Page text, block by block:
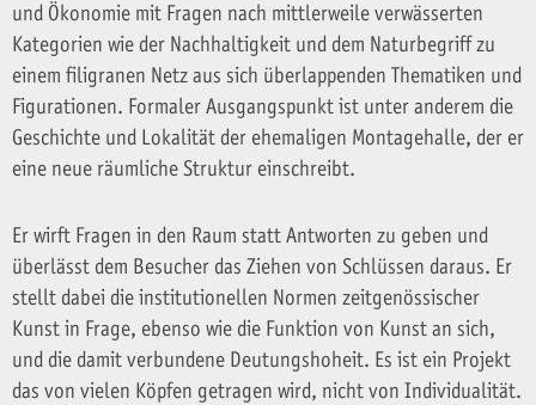
und Ökonomie mit Fragen nach mittlerweile verwässerten
Kategorien wie der Nachhaltigkeit und dem Naturbegriff zu
einem filigranen Netz aus sich überlappenden Thematiken und
Figurationen. Formaler Ausgangspunkt ist unter anderem die
Geschichte und Lokalität der ehemaligen Montagehalle, der er
eine neue räumliche Struktur einschreibt.
Er wirft Fragen in den Raum statt Antworten zu geben und
überlässt dem Besucher das Ziehen von Schlüssen daraus. Er
stellt dabei die institutionellen Normen zeitgenössischer
Kunst in Frage, ebenso wie die Funktion von Kunst an sich,
und die damit verbundene Deutungshoheit. Es ist ein Projekt
das von vielen Köpfen getragen wird, nicht von Individualität.